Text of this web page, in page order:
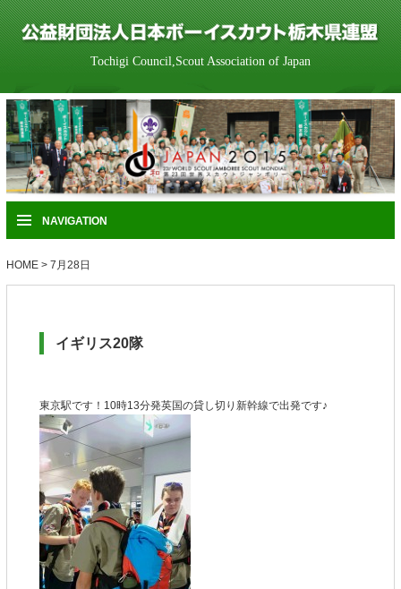
Tochigi Council,Scout Association of Japan
NAVIGATION
HOME > 7月28日
イギリス20隊
東京駅です！10時13分発英国の貸し切り新幹線で出発です♪